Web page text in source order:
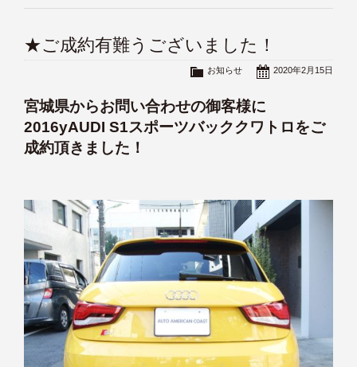
★ご成約有難うございました！
2020年2月15日
お知らせ
宮城県からお問い合わせの御客様に
2016yAUDI S1スポーツバッククワトロをご
成約頂きました！